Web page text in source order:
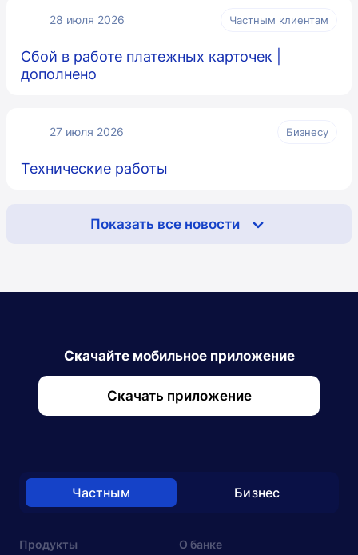
28 июля 2026 Частным клиентам
Сбой в работе платежных карточек |
дополнено
27 июля 2026 Бизнесу
Технические работы
Показать все новости
Скачайте мобильное приложение
Скачать приложение
Частным Бизнес
Продукты О банке